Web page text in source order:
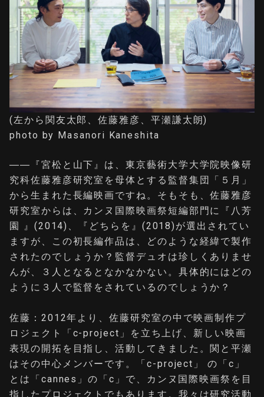
(左から関友太郎、佐藤雅彦、平瀬謙太朗)
photo by Masanori Kaneshita
――『宮松と山下』は、東京藝術大学大学院映像研
究科佐藤雅彦研究室を母体とする監督集団「５月」
から生まれた長編映画ですね。そもそも、佐藤雅彦
研究室からは、カンヌ国際映画祭短編部門に『八芳
園 』(2014)、『どちらを』(2018)が選出されてい
ますが、この初長編作品は、どのような経緯で製作
されたのでしょうか？監督デュオは珍しくありませ
んが、３人となるとなかなかない。具体的にはどの
ように３人で監督をされているのでしょうか？
佐藤：2012年より、佐藤研究室の中で映画制作プ
ロジェクト「c-project」を立ち上げ、新しい映画
表現の開拓を目指し、活動してきました。関と平瀬
はその中心メンバーです。「c-project」 の「c」
とは「cannes」の「c」で、カンヌ国際映画祭を目
指したプロジェクトでもあります。我々は研究活動